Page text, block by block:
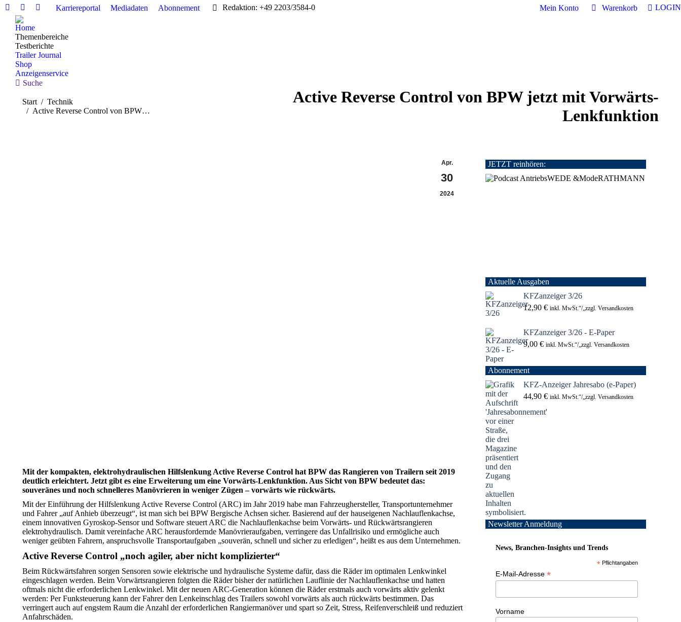
Linkedin
page
opens
new
window
Facebook
page
opens
in
new
window
X
opens
in
new
Karriereportal Mediadaten Abonnement Redaktion: +49 2203/3584-0 Mein Konto Warenkorb LOGIN
Home
Themenbereiche
Testberichte
Trailer Journal
Shop
Anzeigenservice
Search:
Suche
Sie befinden sich hier:
Start
Technik
Active Reverse Control von BPW…
Active Reverse Control von BPW jetzt mit Vorwärts-
Lenkfunktion
Apr.
30
2024
Mit der kompakten, elektrohydraulischen Hilfslenkung Active Reverse Control hat BPW das Rangieren von Trailern seit 2019
deutlich erleichtert. Jetzt gibt es eine Erweiterung um eine Vorwärts-Lenkfunktion. Aus Sicht von BPW bedeutet das:
souveränes und noch schnelleres Manövrieren in weniger Zügen – vorwärts wie rückwärts.
Mit der Einführung der Hilfslenkung Active Reverse Control (ARC) im Jahr 2019 habe man Fahrzeughersteller, Transportunternehmer
und Fahrer „auf Anhieb überzeugt“, ist man sich bei BPW Bergische Achsen sicher. Basierend auf der hauseigenen Nachlauflenkachse,
einem innovativen Gyroskop-Sensor und Software steuert ARC die Nachlauflenkachse beim Vorwärts- und Rückwärtsrangieren
elektrohydraulisch. Damit vereinfache ARC herausfordernde Manövrieraufgaben, verringere das Unfallrisiko und ermögliche auch
weniger geübten Fahrern, anspruchsvolle Transportaufgaben „souverän, schnell und sicher zu erledigen“, heißt es aus dem Unternehmen.
Active Reverse Control „noch agiler, aber nicht komplizierter“
Beim Rückwärtsfahren sorgen Sensoren sowie elektrische und hydraulische Systeme dafür, dass die Räder im optimalen Lenkwinkel
eingeschlagen werden. Beim Vorwärtsrangieren folgten die Räder bisher der natürlichen Lauflinie der Nachlauflenkachse und hatten
oftmals nicht die erforderlichen Lenkwinkel. Mit der neuen ARC-Generation können die Räder erstmals auch vorwärts aktiv gelenkt
werden: Per Funksteuerung kann der Fahrer den Lenkeinschlag des Trailers sowohl vorwärts als auch rückwärts bestimmen. Das
verringert auch auf engstem Raum die Anzahl der erforderlichen Rangiermanöver und spart so Zeit, Stress, Reifenverschleiß und reduziert
Anfahrschäden.
JETZT reinhören:
Aktuelle Ausgaben
KFZanzeiger 3/26
12,90€ inkl. MwSt.“/„zzgl. Versandkosten
KFZanzeiger 3/26 - E-Paper
9,00€ inkl. MwSt.“/„zzgl. Versandkosten
Abonnement
KFZ-Anzeiger Jahresabo (e-Paper)
44,90€ inkl. MwSt.“/„zzgl. Versandkosten
Newsletter Anmeldung
News, Branchen-Insights und Trends
* Pflichtangaben
E-Mail-Adresse*
Vorname